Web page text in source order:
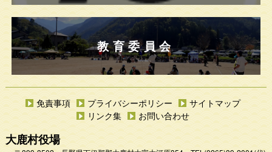
教育委員会
免責事項 プライバシーポリシー
サイトマップ
リンク集
お問い合わせ
大鹿村役場